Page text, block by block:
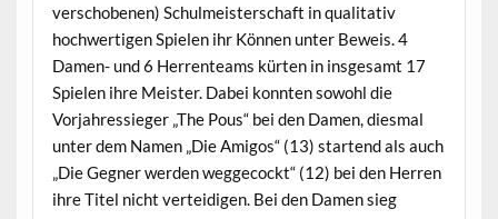
verschobenen) Schulmeisterschaft in qualitativ
hochwertigen Spielen ihr Können unter Beweis. 4
Damen- und 6 Herrenteams kürten in insgesamt 17
Spielen ihre Meister. Dabei konnten sowohl die
Vorjahressieger „The Pous“ bei den Damen, diesmal
unter dem Namen „Die Amigos“ (13) startend als auch
„Die Gegner werden weggecockt“ (12) bei den Herren
ihre Titel nicht verteidigen. Bei den Damen sieg